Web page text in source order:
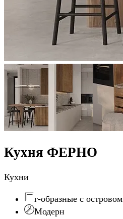
Кухня ФЕРНО
Кухни
г-образные с островом
Модерн